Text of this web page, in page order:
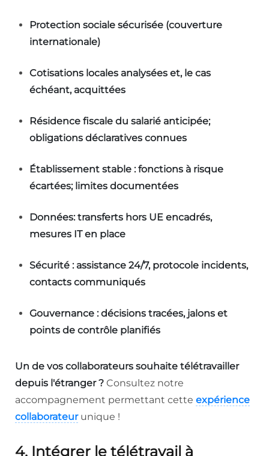
Protection sociale sécurisée (couverture
internationale)
Cotisations locales analysées et, le cas
échéant, acquittées
Résidence fiscale du salarié anticipée;
obligations déclaratives connues
Établissement stable : fonctions à risque
écartées; limites documentées
Données: transferts hors UE encadrés,
mesures IT en place
Sécurité : assistance 24/7, protocole incidents,
contacts communiqués
Gouvernance : décisions tracées, jalons et
points de contrôle planifiés
Un de vos collaborateurs souhaite télétravailler
depuis l'étranger ? Consultez notre
accompagnement permettant cette expérience
collaborateurunique !
4. Intégrer le télétravail à